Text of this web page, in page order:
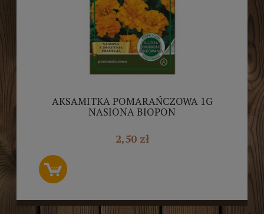
AKSAMITKA POMARAŃCZOWA 1G
NASIONA BIOPON
2,50 zł